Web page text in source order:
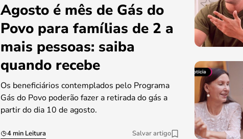
Agosto é mês de Gás do
Povo para famílias de 2 a
mais pessoas: saiba
quando recebe
Os beneficiários contemplados pelo Programa
Gás do Povo poderão fazer a retirada do gás a
partir do dia 10 de agosto.
4 min Leitura Salvar artigo